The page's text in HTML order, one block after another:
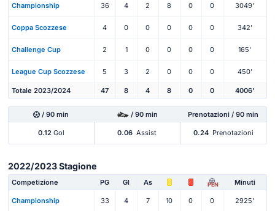
Championship 36 4 2 8 0 0 3049'
Coppa Scozzese 4 0 0 0 0 0 342'
Challenge Cup 2 1 0 0 0 0 165'
League Cup Scozzese 5 3 2 0 0 0 450'
Totale 2023/2024 47 8 4 8 0 0 4006'
/ 90 min / 90 min Prenotazioni / 90 min
0.12Gol 0.06 Assist 0.24 Prenotazioni
2022/2023 Stagione
Competizione PG Gl As PEN Minuti
Championship 33 4 7 10 0 0 2925'